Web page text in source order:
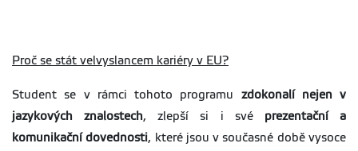
Proč se stát velvyslancem kariéry v EU?
Student se v rámci tohoto programu zdokonalí nejen v
jazykových znalostech, zlepší si i své prezentační a
komunikační dovednosti, které jsou v současné době vysoce